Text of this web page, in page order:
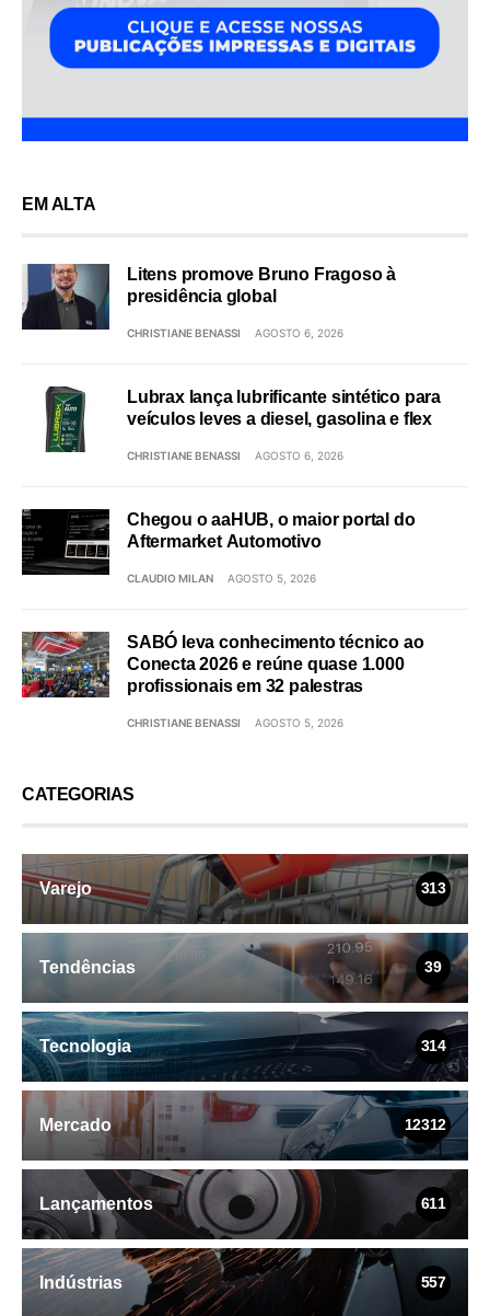
EM ALTA
Litens promove Bruno Fragoso à
presidência global
CHRISTIANE BENASSI AGOSTO 6, 2026
Lubrax lança lubrificante sintético para
veículos leves a diesel, gasolina e flex
CHRISTIANE BENASSI AGOSTO 6, 2026
Chegou o aaHUB, o maior portal do
Aftermarket Automotivo
CLAUDIO MILAN AGOSTO 5, 2026
SABÓ leva conhecimento técnico ao
Conecta 2026 e reúne quase 1.000
profissionais em 32 palestras
CHRISTIANE BENASSI AGOSTO 5, 2026
CATEGORIAS
Varejo 313
Tendências 39
Tecnologia 314
Mercado 12312
Lançamentos 611
Indústrias 557